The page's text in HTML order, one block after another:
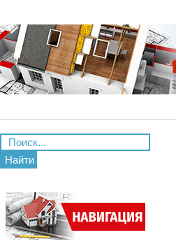
Найти